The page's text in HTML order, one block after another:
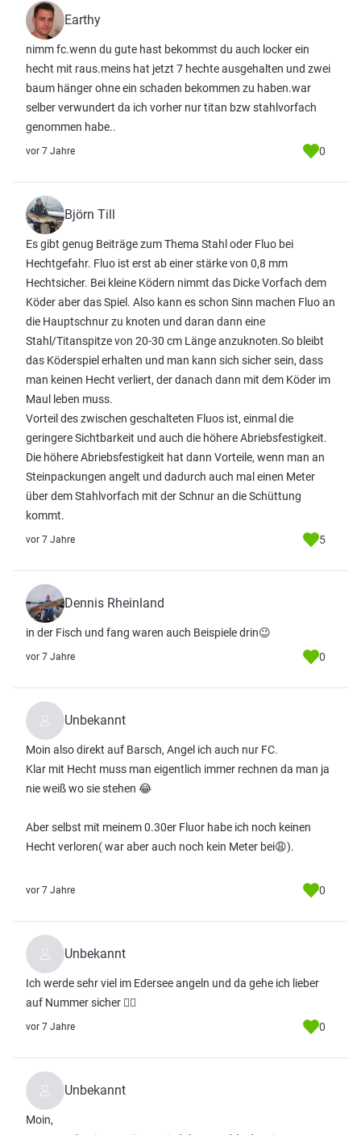
Earthy
nimm fc.wenn du gute hast bekommst du auch locker ein
hecht mit raus.meins hat jetzt 7 hechte ausgehalten und zwei
baum hänger ohne ein schaden bekommen zu haben.war
selber verwundert da ich vorher nur titan bzw stahlvorfach
genommen habe..
vor 7 Jahre 0
Björn Till
Es gibt genug Beiträge zum Thema Stahl oder Fluo bei
Hechtgefahr. Fluo ist erst ab einer stärke von 0,8 mm
Hechtsicher. Bei kleine Ködern nimmt das Dicke Vorfach dem
Köder aber das Spiel. Also kann es schon Sinn machen Fluo an
die Hauptschnur zu knoten und daran dann eine
Stahl/Titanspitze von 20-30 cm Länge anzuknoten.So bleibt
das Köderspiel erhalten und man kann sich sicher sein, dass
man keinen Hecht verliert, der danach dann mit dem Köder im
Maul leben muss.
Vorteil des zwischen geschalteten Fluos ist, einmal die
geringere Sichtbarkeit und auch die höhere Abriebsfestigkeit.
Die höhere Abriebsfestigkeit hat dann Vorteile, wenn man an
Steinpackungen angelt und dadurch auch mal einen Meter
über dem Stahlvorfach mit der Schnur an die Schüttung
kommt.
vor 7 Jahre 5
Dennis Rheinland
in der Fisch und fang waren auch Beispiele drin😉
vor 7 Jahre 0
Unbekannt
Moin also direkt auf Barsch, Angel ich auch nur FC.
Klar mit Hecht muss man eigentlich immer rechnen da man ja
nie weiß wo sie stehen 😂
Aber selbst mit meinem 0.30er Fluor habe ich noch keinen
Hecht verloren( war aber auch noch kein Meter bei😩).
vor 7 Jahre 0
Unbekannt
Ich werde sehr viel im Edersee angeln und da gehe ich lieber
auf Nummer sicher 👌🏻
vor 7 Jahre 0
Unbekannt
Moin,